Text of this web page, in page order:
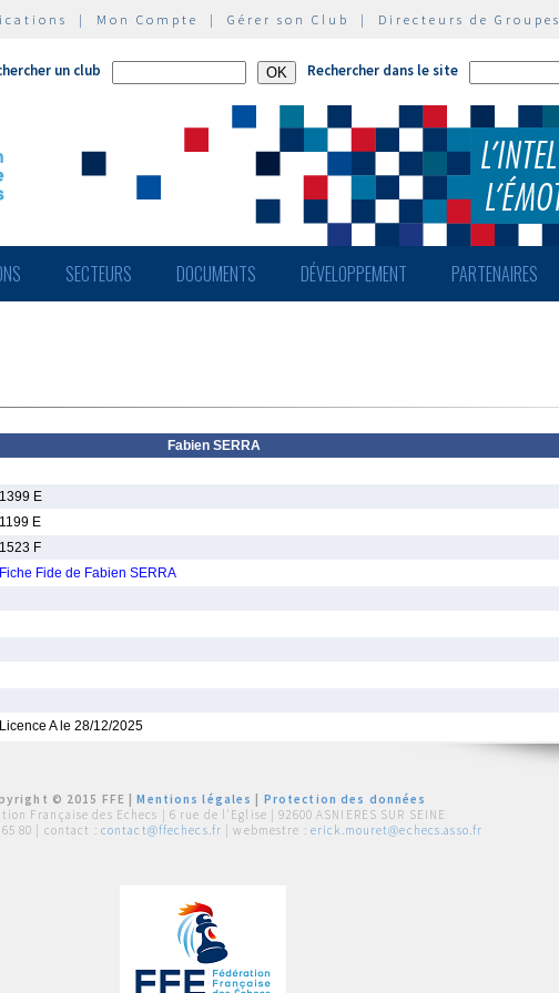
| Mon Compte | Gérer son Club | Directeurs de Groupes
un club Rechercher dans le site
SECTEURS DOCUMENTS DÉVELOPPEMENT PARTENAIRES
Fabien SERRA
1399 E
1199 E
1523 F
Fiche Fide de Fabien SERRA
Licence A le 28/12/2025
© 2015 FFE |Mentions légales
Protection des données
Française des Echecs | 6 rue de l'Eglise | 92600 ASNIERES SUR SEINE
80 | contact : contact@ffechecs.fr | webmestre : erick.mouret@echecs.asso.fr